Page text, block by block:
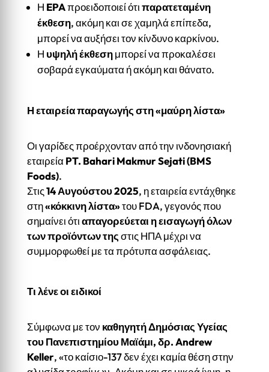
Η EPAπροειδοποιεί ότιπαρατεταμένη
έκθεση, ακόμη και σε χαμηλά επίπεδα,
μπορεί να αυξήσει τον κίνδυνο καρκίνου.
Η υψηλή έκθεσημπορεί να προκαλέσει
σοβαρά εγκαύματα ή ακόμη και θάνατο.
Η εταιρεία παραγωγής στη «μαύρη λίστα»
Οι γαρίδες προέρχονταν από την ινδονησιακή
εταιρείαPT. Bahari Makmur Sejati (BMS
Foods).
Στις14 Αυγούστου 2025, η εταιρεία εντάχθηκε
στη«κόκκινη λίστα»του FDA, γεγονός που
σημαίνει ότιαπαγορεύεται η εισαγωγή όλων
των προϊόντων τηςστις ΗΠΑ μέχρι να
συμμορφωθεί με τα πρότυπα ασφάλειας.
Τι λένε οι ειδικοί
Σύμφωνα με τον καθηγητή Δημόσιας Υγείας
του Πανεπιστημίου Μαϊάμι, δρ. Andrew
Keller, «το καίσιο-137 δεν έχει καμία θέση στην